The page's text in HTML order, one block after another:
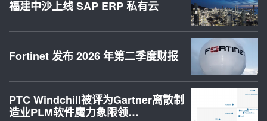
福建中沙上线 SAP ERP 私有云
Fortinet 发布 2026 年第二季度财报
PTC Windchill被评为Gartner离散制
造业PLM软件魔力象限领…